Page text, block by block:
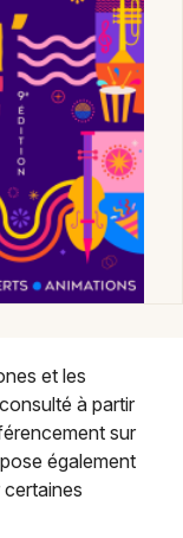
et les
à partir
sur
également